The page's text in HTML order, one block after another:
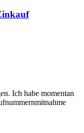
Ich habe momentan